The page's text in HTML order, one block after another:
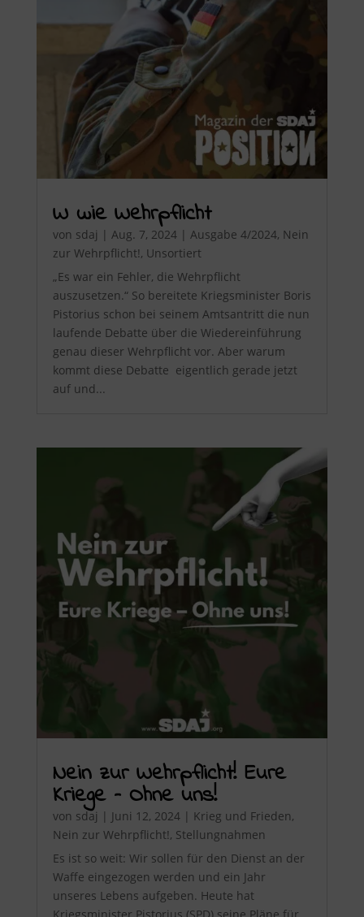
W wie Wehrpflicht
von sdaj | Aug. 7, 2024| Ausgabe 4/2024, Nein
zur Wehrpflicht!, Unsortiert
„Es war ein Fehler, die Wehrpflicht
auszusetzen.“ So bereitete Kriegsminister Boris
Pistorius schon bei seinem Amtsantritt die nun
laufende Debatte über die Wiedereinführung
genau dieser Wehrpflicht vor. Aber warum
kommt diese Debatte eigentlich gerade jetzt
auf und...
Nein zur Wehrpflicht! Eure
Kriege – Ohne uns!
von sdaj | Juni 12, 2024| Krieg und Frieden,
Nein zur Wehrpflicht!, Stellungnahmen
Es ist so weit: Wir sollen für den Dienst an der
Waffe eingezogen werden und ein Jahr
unseres Lebens aufgeben. Heute hat